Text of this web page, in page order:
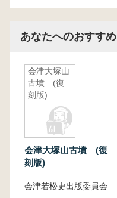
あなたへのおすすめ
会津大塚山
古墳 (復
刻版)
会津大塚山古墳 (復
刻版)
会津若松史出版委員会